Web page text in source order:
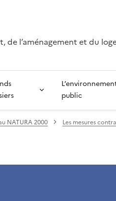
de l’aménagement et du
public
NATURA 2000 Les mesures